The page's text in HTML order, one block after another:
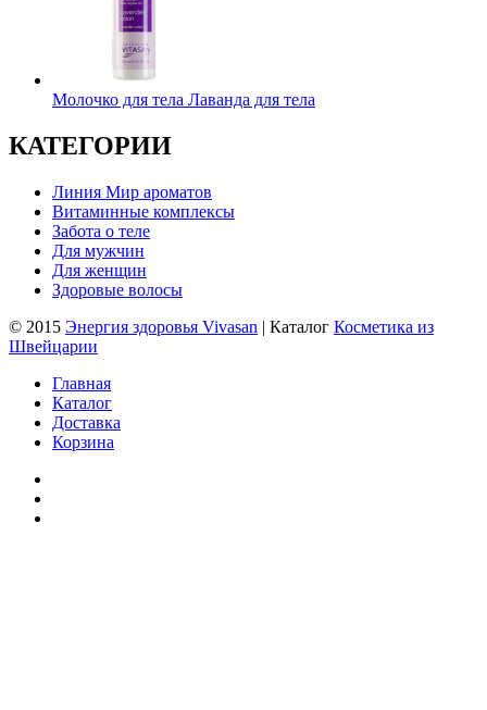
Молочко для тела Лаванда для тела
КАТЕГОРИИ
Линия Мир ароматов
Витаминные комплексы
Забота о теле
Для мужчин
Для женщин
Здоровые волосы
© 2015 Энергия здоровья Vivasan | Каталог Косметика из
Швейцарии
Главная
Каталог
Доставка
Корзина